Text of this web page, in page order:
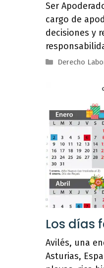
Ser
cargo de
decisiones y
Categorías
Derecho
Los días
Avilés, una
Asturias,